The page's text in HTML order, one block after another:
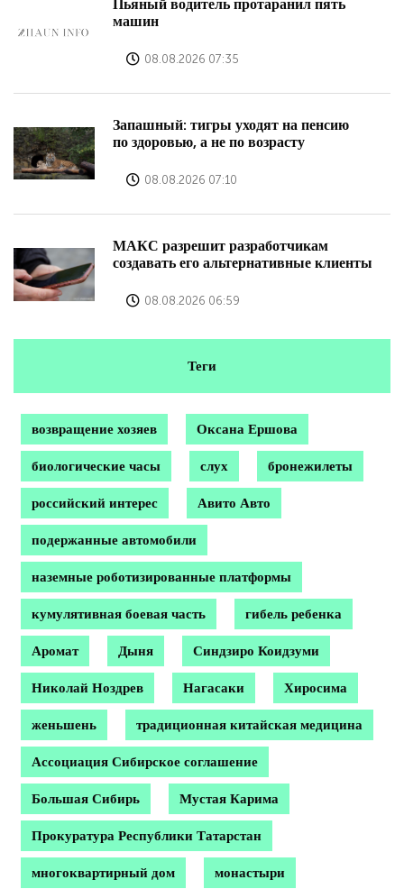
Пьяный водитель протаранил пять
машин
08.08.2026 07:35
Запашный: тигры уходят на пенсию
по здоровью, а не по возрасту
08.08.2026 07:10
МАКС разрешит разработчикам
создавать его альтернативные клиенты
08.08.2026 06:59
Теги
возвращение хозяев Оксана Ершова
биологические часы слух бронежилеты
российский интерес Авито Авто
подержанные автомобили
наземные роботизированные платформы
кумулятивная боевая часть гибель ребенка
Аромат Дыня Синдзиро Коидзуми
Николай Ноздрев Нагасаки Хиросима
женьшень традиционная китайская медицина
Ассоциация Сибирское соглашение
Большая Сибирь Мустая Карима
Прокуратура Республики Татарстан
многоквартирный дом монастыри